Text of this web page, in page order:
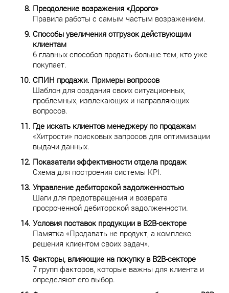
Преодоление возражения «Дорого»
Правила работы с самым частым возражением.
Способы увеличения отгрузок действующим
клиентам
6 главных способов продать больше тем, кто уже
покупает.
СПИН продажи. Примеры вопросов
Шаблон для создания своих ситуационных,
проблемных, извлекающих и направляющих
вопросов.
Где искать клиентов менеджеру по продажам
«Хитрости» поисковых запросов для оптимизации
выдачи данных.
Показатели эффективности отдела продаж
Схема для построения системы KPI.
Управление дебиторской задолженностью
Шаги для предотвращения и возврата
просроченной дебиторской задолженности.
Условия поставок продукции в В2В-секторе
Памятка «Продавать не продукт, а комплекс
решения клиентом своих задач».
Факторы, влияющие на покупку в В2В-секторе
7 групп факторов, которые важны для клиента и
определяют его выбор.